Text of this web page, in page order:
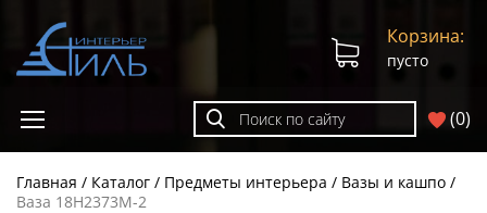
(0)
Корзина:
пусто
Главная Каталог Предметы интерьера
Вазы и кашпо
Ваза 18H2373M-2